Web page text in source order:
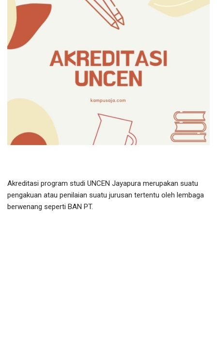
Akreditasi program studi UNCEN Jayapura merupakan suatu
pengakuan atau penilaian suatu jurusan tertentu oleh lembaga
berwenang seperti BAN PT.